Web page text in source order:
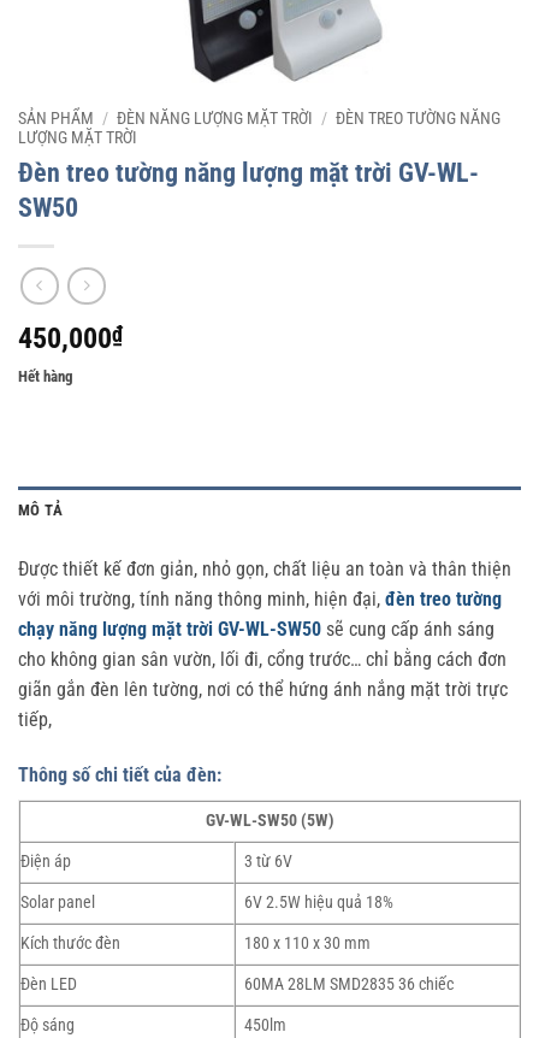
SẢN PHẨM / ĐÈN NĂNG LƯỢNG MẶT TRỜI / ĐÈN TREO TƯỜNG NĂNG
LƯỢNG MẶT TRỜI
Đèn treo tường năng lượng mặt trời GV-WL-
SW50
450,000₫
Hết hàng
MÔ TẢ
Được thiết kế đơn giản, nhỏ gọn, chất liệu an toàn và thân thiện
với môi trường, tính năng thông minh, hiện đại, đèn treo tường
chạy năng lượng mặt trời GV-WL-SW50 sẽ cung cấp ánh sáng
cho không gian sân vườn, lối đi, cổng trước… chỉ bằng cách đơn
giãn gắn đèn lên tường, nơi có thể hứng ánh nắng mặt trời trực
tiếp,
Thông số chi tiết của đèn:
GV-WL-SW50 (5W)
Điện áp
3 từ 6V
Solar panel
6V 2.5W hiệu quả 18%
Kích thước đèn
180 x 110 x 30 mm
Đèn LED
60MA 28LM SMD2835 36 chiếc
Độ sáng
450lm